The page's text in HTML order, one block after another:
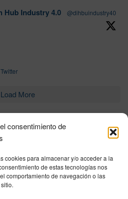
consentimiento de
cookies para almacenar y/o acceder a la
de estas tecnologías nos
comportamiento de navegación o las
Hub Industry 4.0
@dihbuindustry40
Twitter
Load More
Policy|DNSH|Home